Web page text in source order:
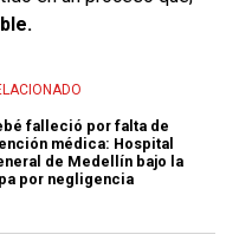
falleció por falta de
médica: Hospital
de Medellín bajo la
por negligencia